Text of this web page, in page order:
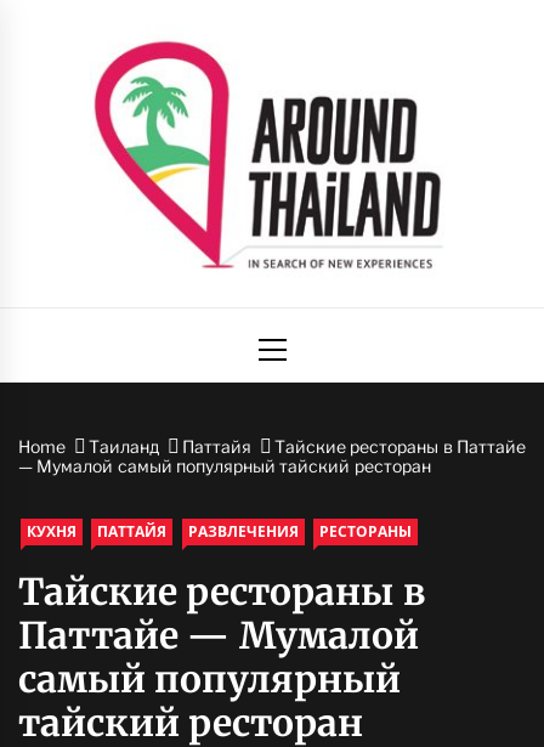
Таиланда
Menu
Home Таиланд Паттайя
Тайские рестораны в Паттайе
— Мумалой самый популярный тайский ресторан
КУХНЯ ПАТТАЙЯ РАЗВЛЕЧЕНИЯ РЕСТОРАНЫ
Тайские рестораны в
Паттайе — Мумалой
самый популярный
тайский ресторан